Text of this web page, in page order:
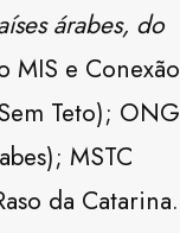
árabes, do
MIS e Conexão
Teto); ONG
MSTC
da Catarina.